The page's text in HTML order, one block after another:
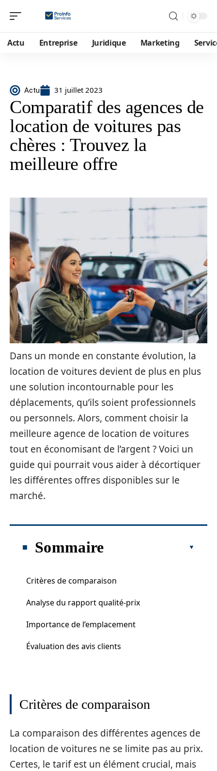
Actu Entreprise Juridique Marketing
Actu 31 juillet 2023
Comparatif des agences de
location de voitures pas
chères : Trouvez la
meilleure offre
Dans un monde en constante évolution, la
location de voitures devient de plus en plus
une solution incontournable pour les
déplacements, qu’ils soient professionnels
ou personnels. Alors, comment choisir la
meilleure agence de location de voitures
tout en économisant de l’argent ? Voici un
guide qui pourrait vous aider à décortiquer
les différentes offres disponibles sur le
marché.
Sommaire
Critères de comparaison
Analyse du rapport qualité-prix
Importance de l’emplacement
Évaluation des avis clients
Critères de comparaison
La comparaison des différentes agences de
location de voitures ne se limite pas au prix.
Certes, le tarif est un élément crucial, mais